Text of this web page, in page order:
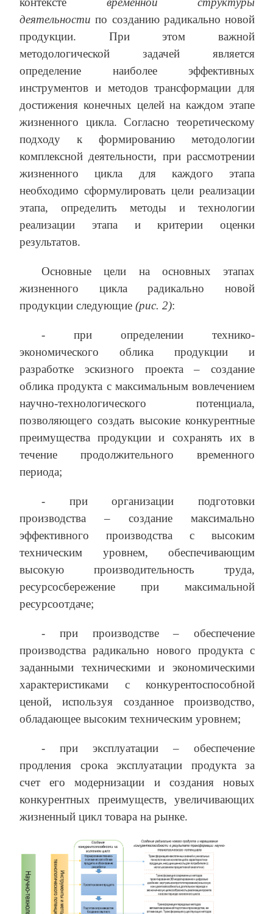
деятельности по созданию радикально новой
продукции. При этом важной
методологической задачей является
определение наиболее эффективных
инструментов и методов трансформации для
достижения конечных целей на каждом этапе
жизненного цикла. Согласно теоретическому
подходу к формированию методологии
комплексной деятельности, при рассмотрении
жизненного цикла для каждого этапа
необходимо сформулировать цели реализации
этапа, определить методы и технологии
реализации этапа и критерии оценки
результатов.
Основные цели на основных этапах
жизненного цикла радикально новой
продукции следующие (рис. 2):
- при определении технико-
экономического облика продукции и
разработке эскизного проекта – создание
облика продукта с максимальным вовлечением
научно-технологического потенциала,
позволяющего создать высокие конкурентные
преимущества продукции и сохранять их в
течение продолжительного временного
периода;
- при организации подготовки
производства – создание максимально
эффективного производства с высоким
техническим уровнем, обеспечивающим
высокую производительность труда,
ресурсосбережение при максимальной
ресурсоотдаче;
- при производстве – обеспечение
производства радикально нового продукта с
заданными техническими и экономическими
характеристиками с конкурентоспособной
ценой, используя созданное производство,
обладающее высоким техническим уровнем;
- при эксплуатации – обеспечение
продления срока эксплуатации продукта за
счет его модернизации и создания новых
конкурентных преимуществ, увеличивающих
жизненный цикл товара на рынке.